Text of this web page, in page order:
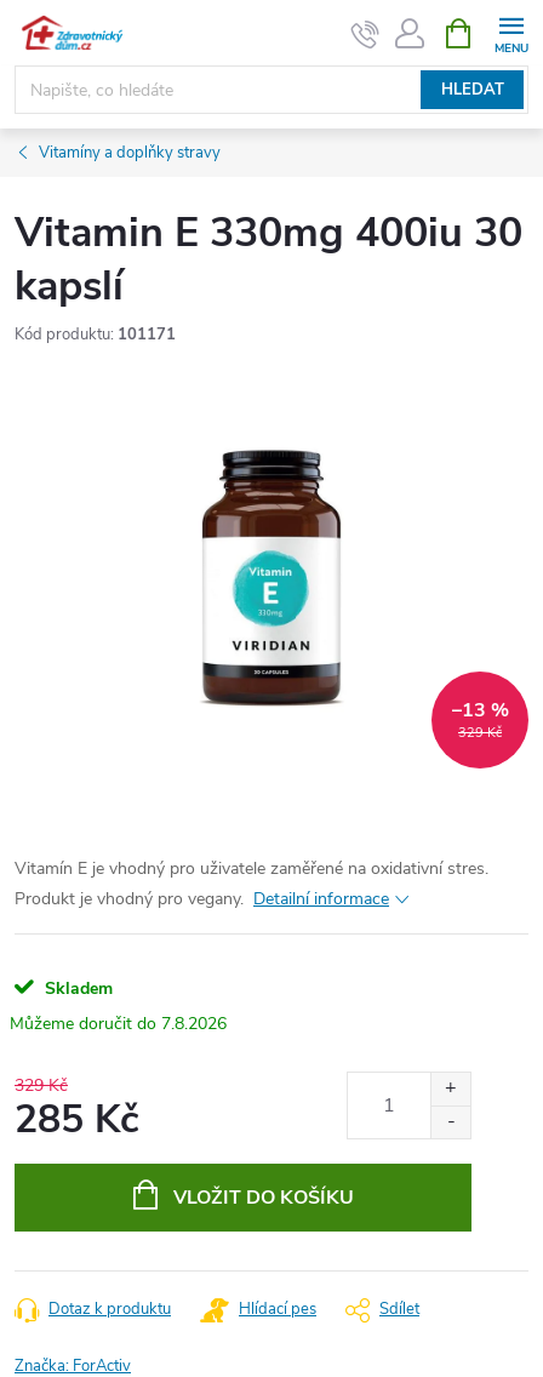
Přejít
obsah
HLEDAT
NÁKUPNÍ
KOŠÍK
Vitamíny a doplňky stravy
Vitamin E 330mg 400iu 30
kapslí
Kód produktu: 101171
329 Kč
–13 %
Vitamín E je vhodný pro uživatele zaměřené na oxidativní stres.
Produkt je vhodný pro vegany. Detailní informace
Skladem
7.8.2026
329 Kč
285 Kč
VLOŽIT DO KOŠÍKU
Dotaz k produktu Hlídací pes Sdílet
Značka: ForActiv